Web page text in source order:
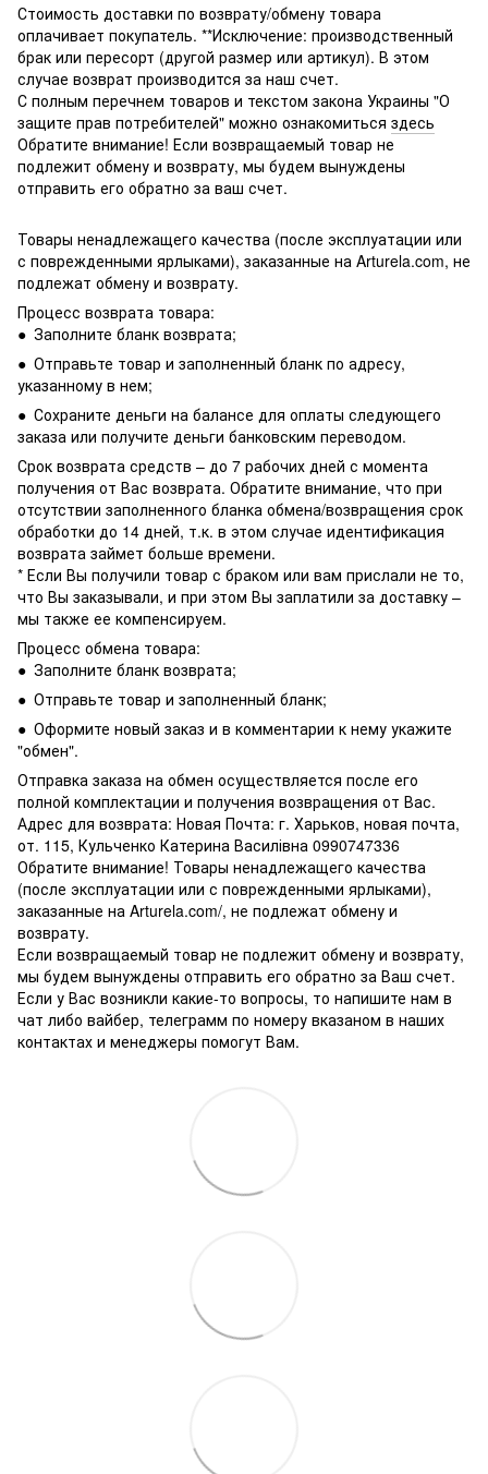
Стоимость доставки по возврату/обмену товара
оплачивает покупатель. **Исключение: производственный
брак или пересорт (другой размер или артикул). В этом
случае возврат производится за наш счет.
С полным перечнем товаров и текстом закона Украины "О
защите прав потребителей" можно ознакомиться здесь
Обратите внимание! Если возвращаемый товар не
подлежит обмену и возврату, мы будем вынуждены
отправить его обратно за ваш счет.
Товары ненадлежащего качества (после эксплуатации или
с поврежденными ярлыками), заказанные на Arturela.com, не
подлежат обмену и возврату.
Процесс возврата товара:
● Заполните бланк возврата;
● Отправьте товар и заполненный бланк по адресу,
указанному в нем;
● Сохраните деньги на балансе для оплаты следующего
заказа или получите деньги банковским переводом.
Срок возврата средств – до 7 рабочих дней с момента
получения от Вас возврата. Обратите внимание, что при
отсутствии заполненного бланка обмена/возвращения срок
обработки до 14 дней, т.к. в этом случае идентификация
возврата займет больше времени.
* Если Вы получили товар с браком или вам прислали не то,
что Вы заказывали, и при этом Вы заплатили за доставку –
мы также ее компенсируем.
Процесс обмена товара:
● Заполните бланк возврата;
● Отправьте товар и заполненный бланк;
● Оформите новый заказ и в комментарии к нему укажите
"обмен".
Отправка заказа на обмен осуществляется после его
полной комплектации и получения возвращения от Вас.
Адрес для возврата: Новая Почта: г. Харьков, новая почта,
от. 115, Кульченко Катерина Василівна 0990747336
Обратите внимание! Товары ненадлежащего качества
(после эксплуатации или с поврежденными ярлыками),
заказанные на Arturela.com/, не подлежат обмену и
возврату.
Если возвращаемый товар не подлежит обмену и возврату,
мы будем вынуждены отправить его обратно за Ваш счет.
Если у Вас возникли какие-то вопросы, то напишите нам в
чат либо вайбер, телеграмм по номеру вказаном в наших
контактах и менеджеры помогут Вам.